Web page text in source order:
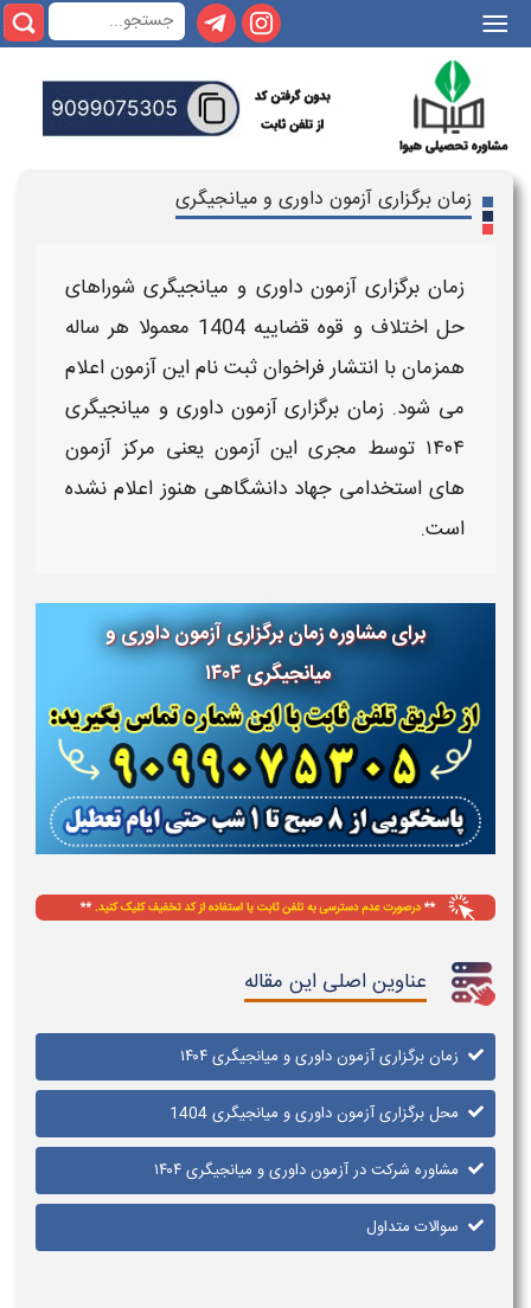
|||
زمان برگزاری آزمون داوری و میانجیگری
زمان برگزاری آزمون داوری و میانجیگری شوراهای
حل اختلاف و قوه قضاییه 1404
معمولا هر ساله
همزمان با انتشار فراخوان ثبت نام اینآزموناعلام
می شود. زمان برگزاریآزمون داوری و میانجیگری
۱۴۰۴ توسط مجری این آزمون یعنی مرکز آزمون
های استخدامی جهاد دانشگاهی هنوز اعلام نشده
است.
برای مشاوره زمان برگزاری آزمون داوری و
میانجیگری ۱۴۰۴
عناوین اصلی این مقاله
زمان برگزاری آزمون داوری و میانجیگری ۱۴۰۴
محل برگزاری آزمون داوری و میانجیگری 1404
مشاوره شرکت در آزمون داوری و میانجیگری ۱۴۰۴
سوالات متداول